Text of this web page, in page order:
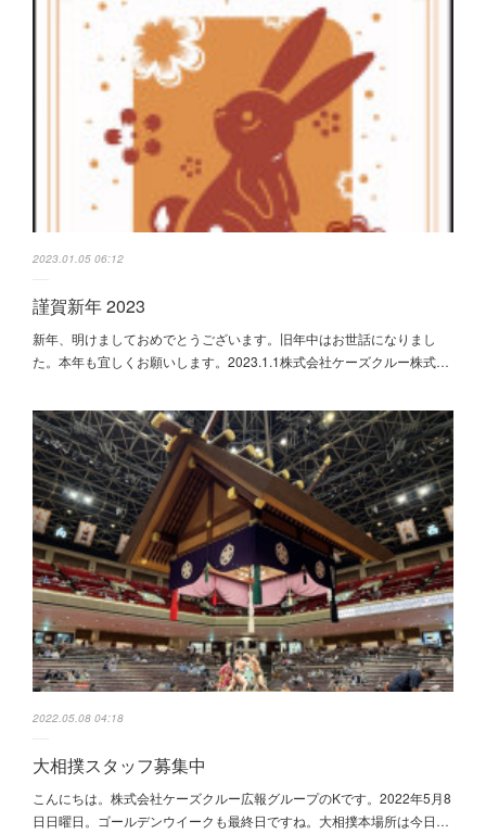
2023.01.05 06:12
謹賀新年 2023
新年、明けましておめでとうございます。旧年中はお世話になりまし
た。本年も宜しくお願いします。2023.1.1株式会社ケーズクルー株式…
2022.05.08 04:18
大相撲スタッフ募集中
こんにちは。株式会社ケーズクルー広報グループのKです。2022年5月8
日日曜日。ゴールデンウイークも最終日ですね。大相撲本場所は今日…